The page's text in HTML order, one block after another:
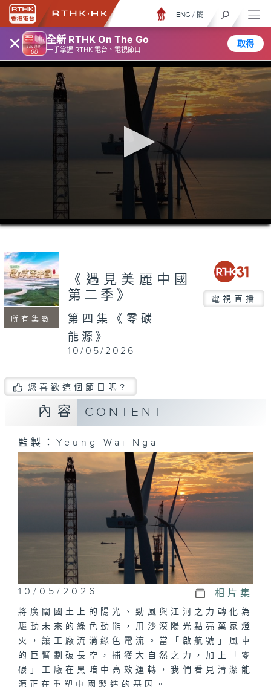
× 全新 RTHK On The Go
一手掌握 RTHK 電台、電視節目
取得
ENG / 簡
0
seconds
minutes,
46
seconds
所有集數
《遇見美麗中國
第二季》
電視直播
第四集《零碳
能源》
10/05/2026
您喜歡這個節目嗎?
內容 CONTENT
監製：Yeung Wai Nga
10/05/2026 相片集
將廣闊國土上的陽光、勁風與江河之力轉化為
驅動未來的綠色動能，用沙漠陽光點亮萬家燈
火，讓工廠流淌綠色電流。當「啟航號」風車
的巨臂劃破長空，捕獲大自然之力，加上「零
碳」工廠在黑暗中高效運轉，我們看見清潔能
源正在重塑中國製造的基因。